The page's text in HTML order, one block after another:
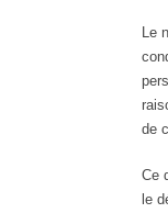
Le
de
Ce
le